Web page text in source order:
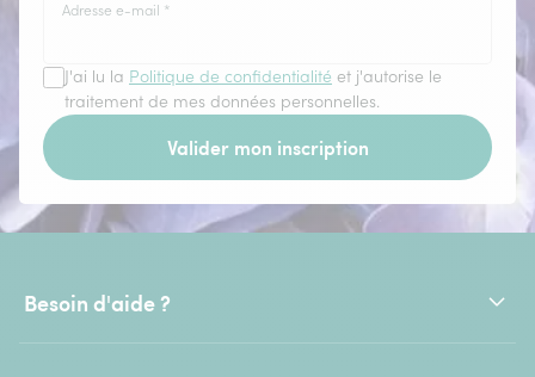
Adresse e-mail *
J'ai lu la Politique de confidentialité et j'autorise le
traitement de mes données personnelles.
Valider mon inscription
Besoin d'aide ?